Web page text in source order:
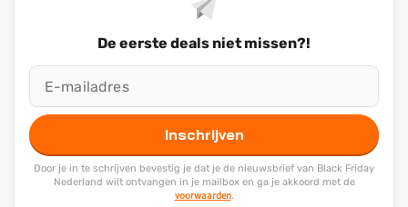
De eerste deals niet missen?!
Inschrijven
Door je in te schrijven bevestig je dat je de nieuwsbrief van Black Friday
Nederland wilt ontvangen in je mailbox en ga je akkoord met de
voorwaarden.